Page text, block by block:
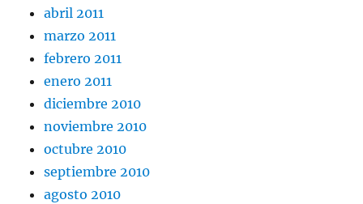
abril 2011
marzo 2011
febrero 2011
enero 2011
diciembre 2010
noviembre 2010
octubre 2010
septiembre 2010
agosto 2010